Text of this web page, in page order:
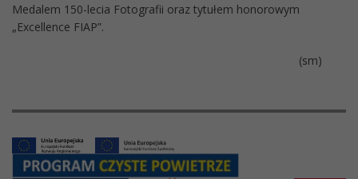
Medalem 150-lecia Fotografii oraz tytułem honorowym
„Excellence FIAP”.
(sm)